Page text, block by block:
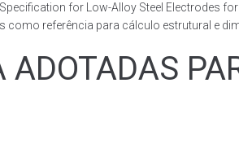
for Low-Alloy Steel Electrodes
referência para cálculo estrutural e
ADOTADAS